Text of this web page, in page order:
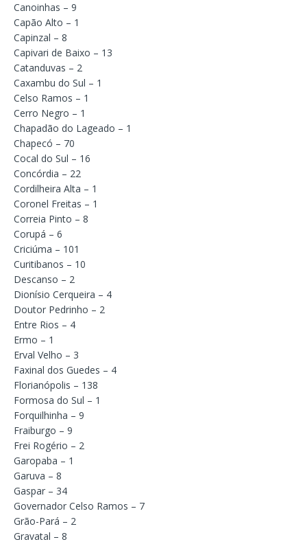
Canoinhas – 9
Capão Alto – 1
Capinzal – 8
Capivari de Baixo – 13
Catanduvas – 2
Caxambu do Sul – 1
Celso Ramos – 1
Cerro Negro – 1
Chapadão do Lageado – 1
Chapecó – 70
Cocal do Sul – 16
Concórdia – 22
Cordilheira Alta – 1
Coronel Freitas – 1
Correia Pinto – 8
Corupá – 6
Criciúma – 101
Curitibanos – 10
Descanso – 2
Dionísio Cerqueira – 4
Doutor Pedrinho – 2
Entre Rios – 4
Ermo – 1
Erval Velho – 3
Faxinal dos Guedes – 4
Florianópolis – 138
Formosa do Sul – 1
Forquilhinha – 9
Fraiburgo – 9
Frei Rogério – 2
Garopaba – 1
Garuva – 8
Gaspar – 34
Governador Celso Ramos – 7
Grão-Pará – 2
Gravatal – 8